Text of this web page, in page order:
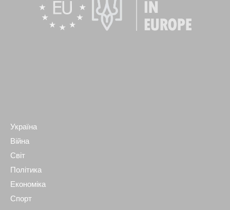
Україна
Війна
Світ
Політика
Економіка
Спорт